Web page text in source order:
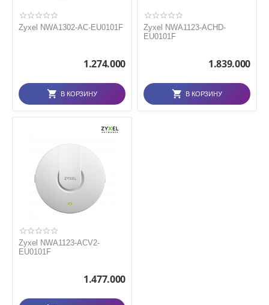
Zyxel NWA1302-AC-EU0101F
1.274.000
В КОРЗИНУ
Zyxel NWA1123-ACHD-
EU0101F
1.839.000
В КОРЗИНУ
Zyxel NWA1123-ACV2-
EU0101F
1.477.000